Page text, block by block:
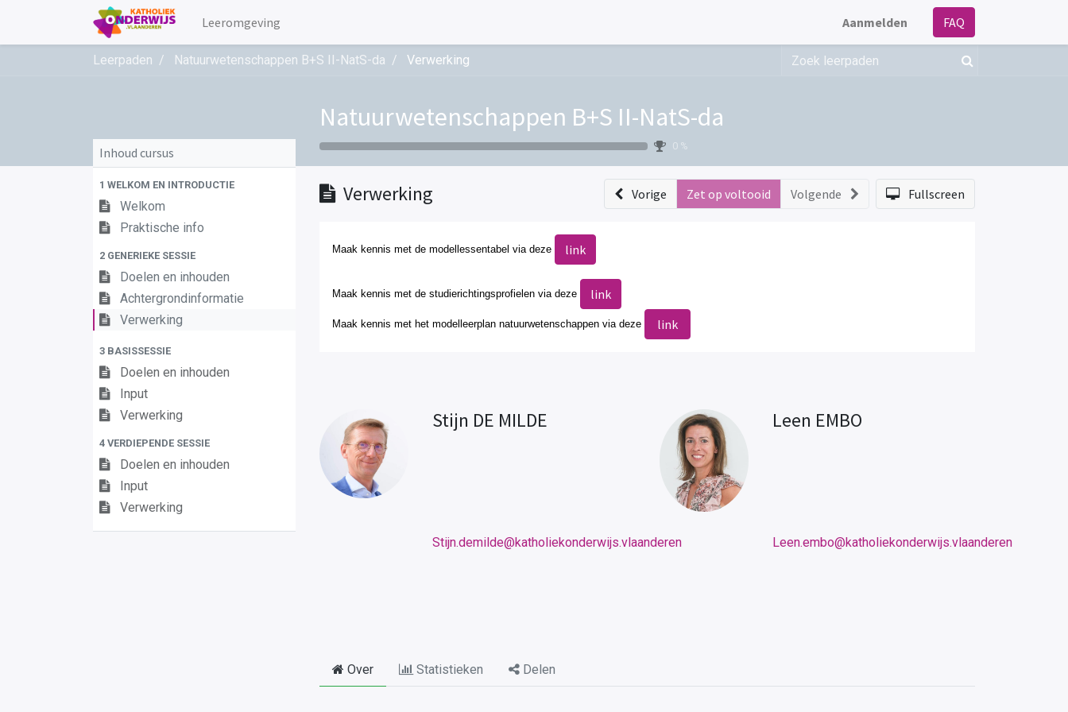
Leeromgeving Aanmelden FAQ
Leerpaden Natuurwetenschappen B+S II-NatS-da Verwerking
Natuurwetenschappen B+S II-NatS-da
0 %
Inhoud cursus
1 WELKOM EN INTRODUCTIE
Welkom
Praktische info
2 GENERIEKE SESSIE
Doelen en inhouden
Achtergrondinformatie
Verwerking
3 BASISSESSIE
Doelen en inhouden
Input
Verwerking
4 VERDIEPENDE SESSIE
Doelen en inhouden
Input
Verwerking
Verwerking Vorige Zet op voltooid Volgende Fullscreen
Maak kennis met de modellessentabel via deze link
Maak kennis met de studierichtingsprofielen via deze link
Maak kennis met het modelleerplan natuurwetenschappen via deze link
Stijn DE MILDE
Stijn.demilde@katholiekonderwijs.vlaanderen
Leen EMBO
Leen.embo@katholiekonderwijs.vlaanderen
Over Statistieken Delen